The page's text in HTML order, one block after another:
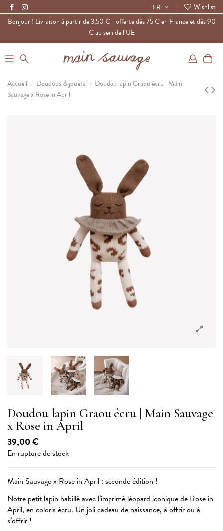
Bonjour ! Livraison à partir de 3,50 € - offerte dès 75 € en France et dès 90
€ au sein de l’UE
FR Wishlist
0
Accueil Doudous & jouets
Doudou lapin Graou écru | Main
Sauvage x Rose in April
Doudou lapin Graou écru | Main Sauvage
x Rose in April
39,00 €
En rupture de stock
Main Sauvage x Rose in April : seconde édition !
Notre petit lapin habillé avec l’imprimé léopard iconique de Rose in
April, en coloris écru. Un joli cadeau de naissance, à offrir ou à
s’offrir !